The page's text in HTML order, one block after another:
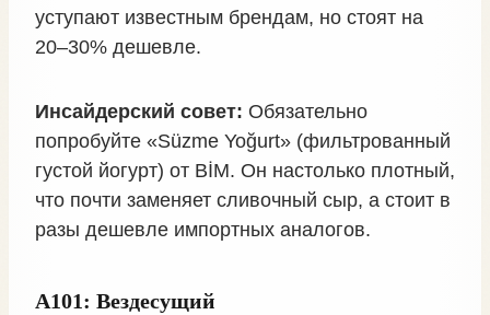
уступают известным брендам, но стоят на
20–30% дешевле.
Инсайдерский совет: Обязательно
попробуйте «Süzme Yoğurt» (фильтрованный
густой йогурт) от BİM. Он настолько плотный,
что почти заменяет сливочный сыр, а стоит в
разы дешевле импортных аналогов.
A101: Вездесущий